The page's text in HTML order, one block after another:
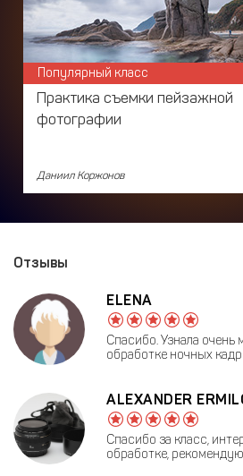
Практика съемки пейзажной
фотографии
Даниил Коржонов
Популярный класс
Отзывы
ELENA
Спасибо. Узнала очень
обработке ночных
ALEXANDER
Спасибо за класс,
обработке,